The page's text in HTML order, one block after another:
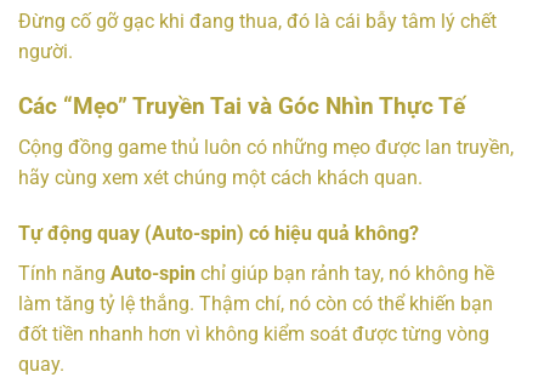
Đừng cố gỡ gạc khi đang thua, đó là cái bẫy tâm lý chết
người.
Các “Mẹo” Truyền Tai và Góc Nhìn Thực Tế
Cộng đồng game thủ luôn có những mẹo được lan truyền,
hãy cùng xem xét chúng một cách khách quan.
Tự động quay (Auto-spin) có hiệu quả không?
Tính năng Auto-spin chỉ giúp bạn rảnh tay, nó không hề
làm tăng tỷ lệ thắng. Thậm chí, nó còn có thể khiến bạn
đốt tiền nhanh hơn vì không kiểm soát được từng vòng
quay.